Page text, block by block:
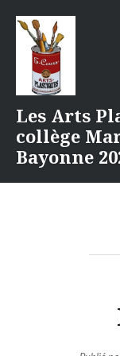
contenu
Les Arts
collège
Bayonne